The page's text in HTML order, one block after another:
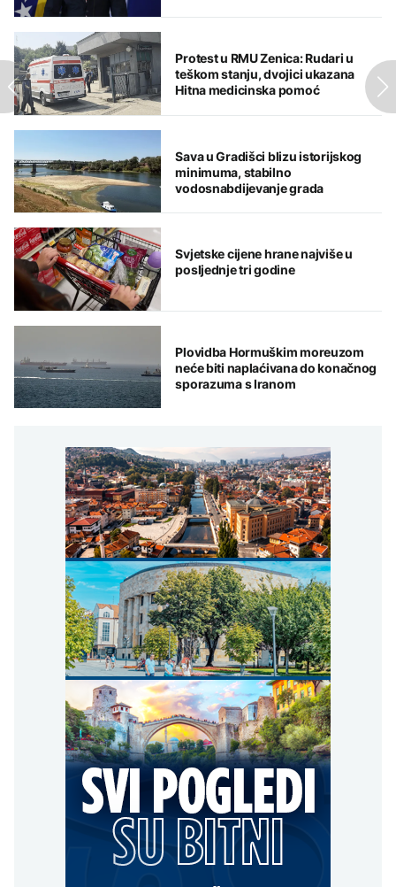
Protest u RMU Zenica: Rudari u
teškom stanju, dvojici ukazana
Hitna medicinska pomoć
Sava u Gradišci blizu istorijskog
minimuma, stabilno
vodosnabdijevanje grada
Svjetske cijene hrane najviše u
posljednje tri godine
Plovidba Hormuškim moreuzom
neće biti naplaćivana do konačnog
sporazuma s Iranom